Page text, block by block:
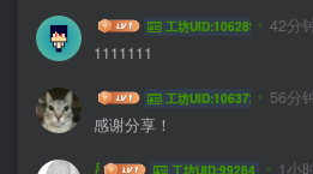
HYG sa 工坊UID:106289 42分
1111111
Hanmo 工坊UID:106372 56分
感谢分享！
吊袜带 工坊UID:99284 1小